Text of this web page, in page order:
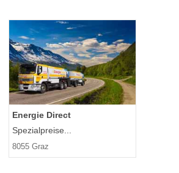
Energie Direct
Spezialpreise...
8055 Graz